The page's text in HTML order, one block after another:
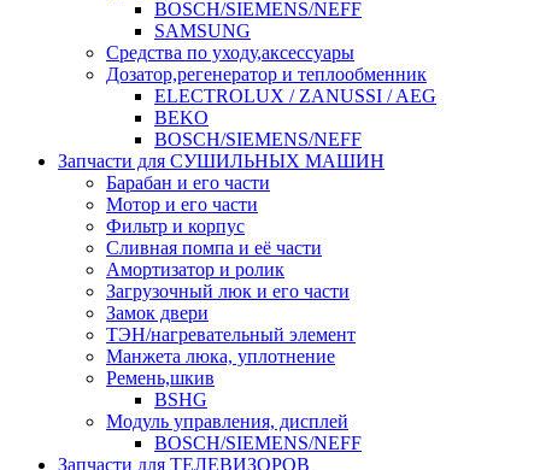
BOSCH/SIEMENS/NEFF
SAMSUNG
Средства по уходу,аксессуары
Дозатор,регенератор и теплообменник
ELECTROLUX / ZANUSSI / AEG
BEKO
BOSCH/SIEMENS/NEFF
Запчасти для СУШИЛЬНЫХ МАШИН
Барабан и его части
Мотор и его части
Фильтр и корпус
Сливная помпа и её части
Амортизатор и ролик
Загрузочный люк и его части
Замок двери
ТЭН/нагревательный элемент
Манжета люка, уплотнение
Ремень,шкив
BSHG
Модуль управления, дисплей
BOSCH/SIEMENS/NEFF
Запчасти для ТЕЛЕВИЗОРОВ